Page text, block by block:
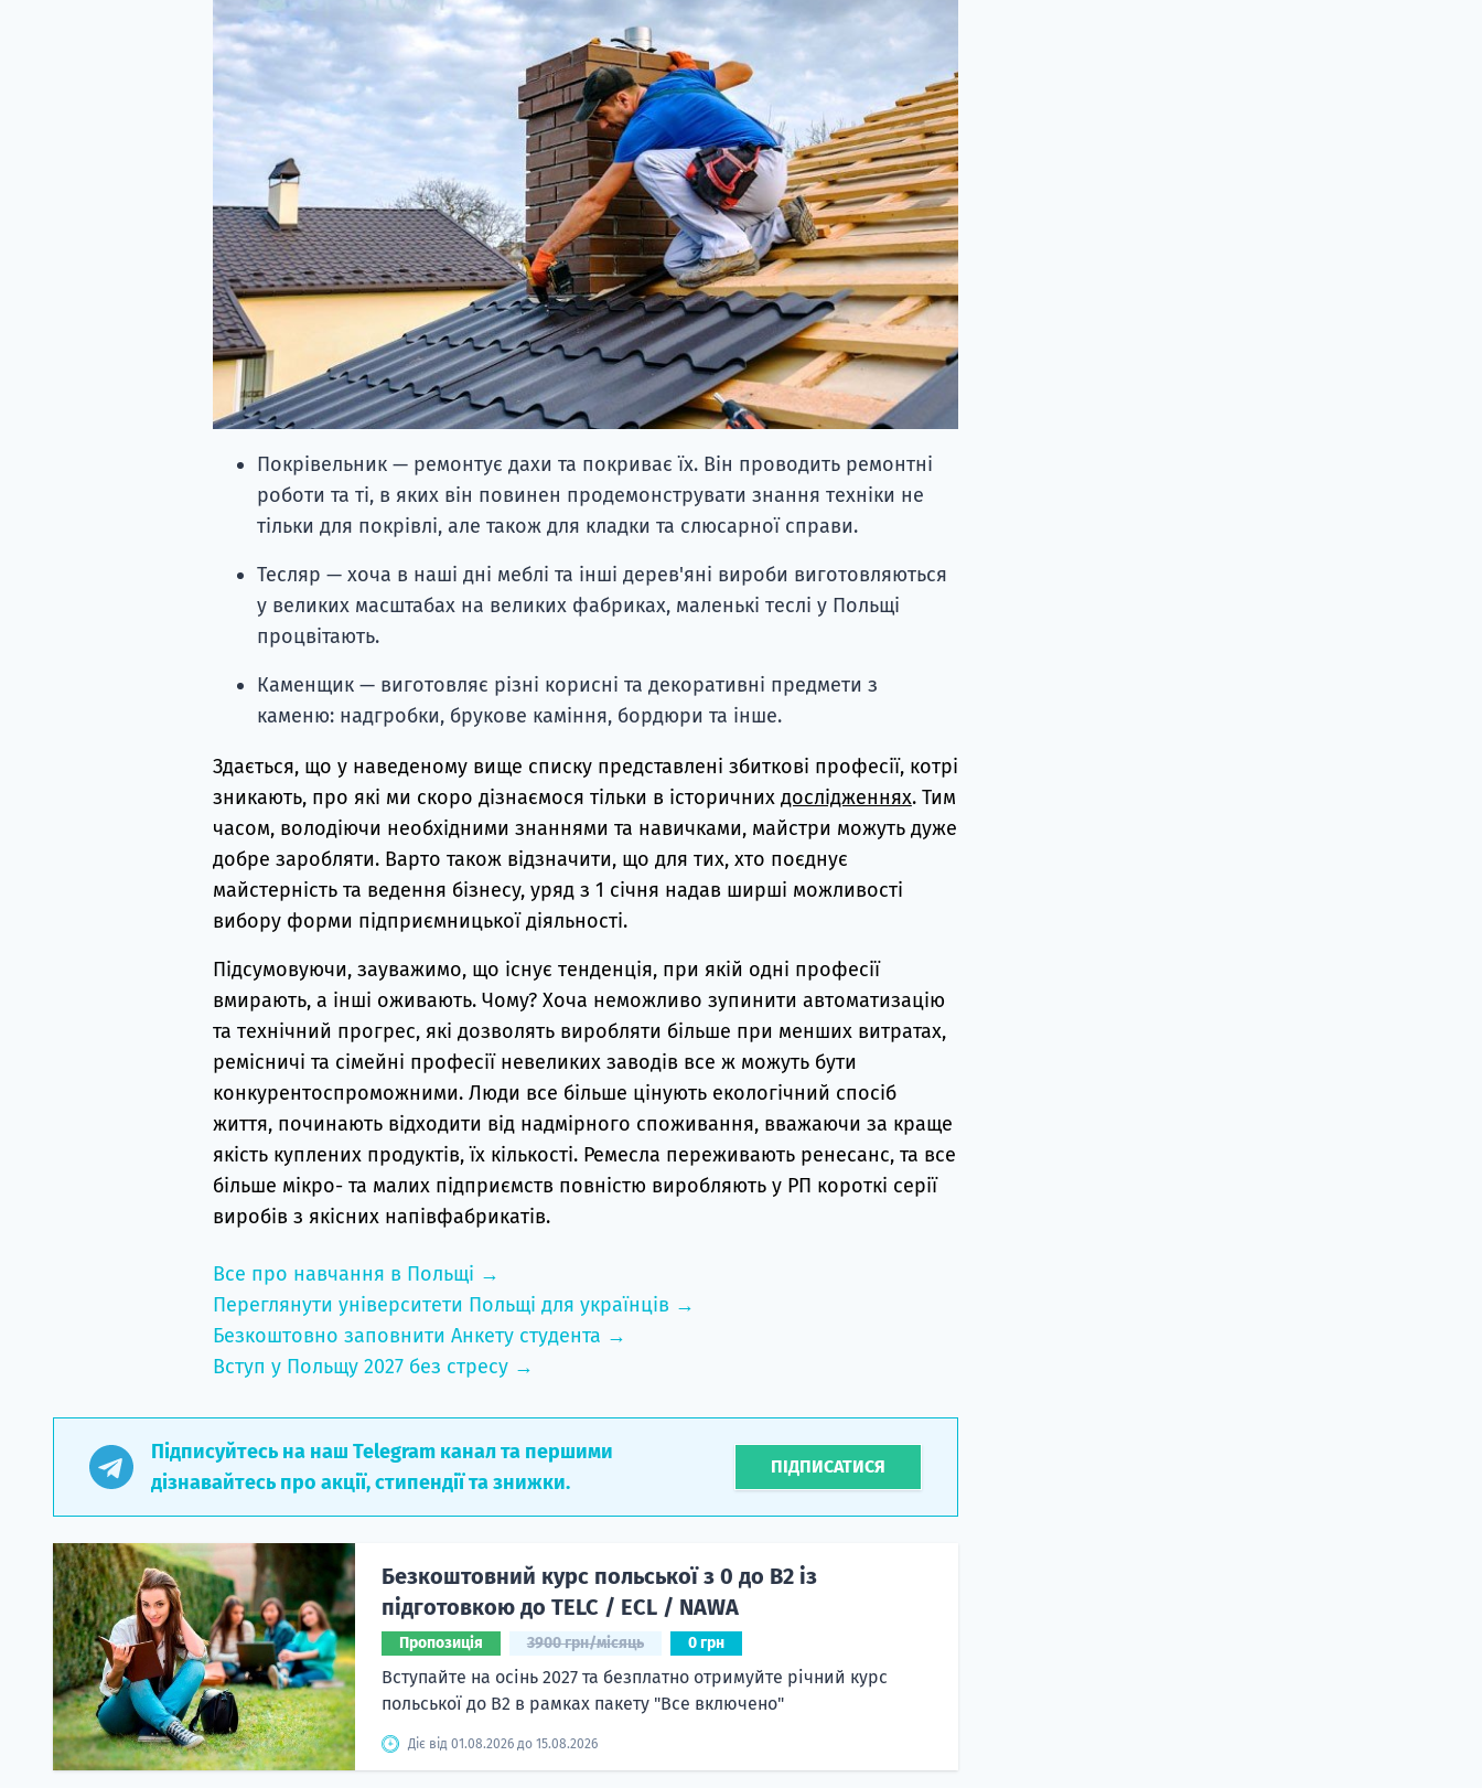
Покрівельник — ремонтує дахи та покриває їх. Він проводить ремонтні
роботи та ті, в яких він повинен продемонструвати знання техніки не
тільки для покрівлі, але також для кладки та слюсарної справи.
Тесляр — хоча в наші дні меблі та інші дерев'яні вироби виготовляються
у великих масштабах на великих фабриках, маленькі теслі у Польщі
процвітають.
Каменщик — виготовляє різні корисні та декоративні предмети з
каменю: надгробки, брукове каміння, бордюри та інше.
Здається, що у наведеному вище списку представлені збиткові професії, котрі
зникають, про які ми скоро дізнаємося тільки в історичних дослідженнях. Тим
часом, володіючи необхідними знаннями та навичками, майстри можуть дуже
добре заробляти. Варто також відзначити, що для тих, хто поєднує
майстерність та ведення бізнесу, уряд з 1 січня надав ширші можливості
вибору форми підприємницької діяльності.
Підсумовуючи, зауважимо, що існує тенденція, при якій одні професії
вмирають, а інші оживають. Чому? Хоча неможливо зупинити автоматизацію
та технічний прогрес, які дозволять виробляти більше при менших витратах,
ремісничі та сімейні професії невеликих заводів все ж можуть бути
конкурентоспроможними. Люди все більше цінують екологічний спосіб
життя, починають відходити від надмірного споживання, вважаючи за краще
якість куплених продуктів, їх кількості. Ремесла переживають ренесанс, та все
більше мікро- та малих підприємств повністю виробляють у РП короткі серії
виробів з якісних напівфабрикатів.
Все про навчання в Польщі →
Переглянути університети Польщі для українців →
Безкоштовно заповнити Анкету студента →
Вступ у Польщу 2027 без стресу →
Підписуйтесь на наш Telegram канал та першими
дізнавайтесь про акції, стипендії та знижки.
ПІДПИСАТИСЯ
Безкоштовний курс польської з 0 до B2 із
підготовкою до TELC / ECL / NAWA
Пропозиція 3900 грн/місяць 0 грн
Вступайте на осінь 2027 та безплатно отримуйте річний курс
польської до B2 в рамках пакету "Все включено"
Діє від 01.08.2026 до 15.08.2026